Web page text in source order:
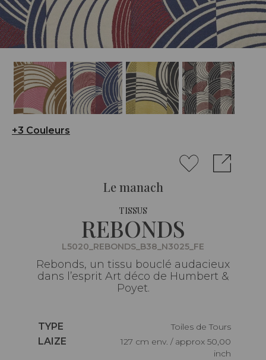
+3 Couleurs
Le manach
TISSUS
REBONDS
L5020_REBONDS_B38_N3025_FE
Rebonds, un tissu bouclé audacieux
dans l’esprit Art déco de Humbert &
Poyet.
Caractéristiques
TYPE
Toiles de Tours
Caractéristiques
LAIZE
127 cm env. / approx 50,00
inch